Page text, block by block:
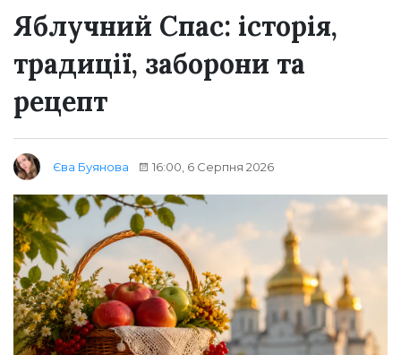
Яблучний Спас: історія,
традиції, заборони та
рецепт
Єва Буянова 16:00, 6 Серпня 2026